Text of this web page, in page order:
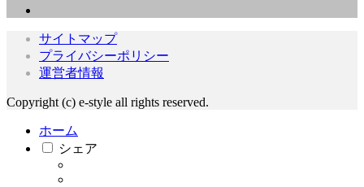
サイトマップ
プライバシーポリシー
運営者情報
Copyright (c) e-style all rights reserved.
ホーム
シェア